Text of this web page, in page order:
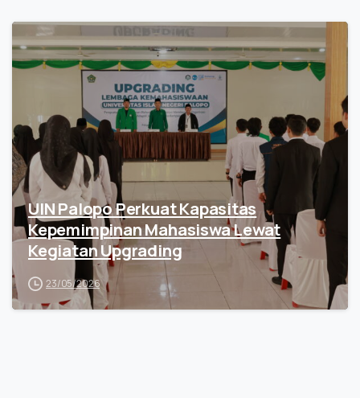
UIN Palopo Perkuat Kapasitas
Kepemimpinan Mahasiswa Lewat
Kegiatan Upgrading
23/05/2026